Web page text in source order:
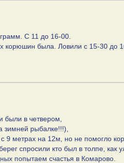
С 11 до 16-00.
корюшин была. Ловили с 15-30 до
в четвером,
рыбалке!!!),
9 метрах на 12м, но не помогло
спросили кто был в толпе, как
попытаем счастья в Комарово.